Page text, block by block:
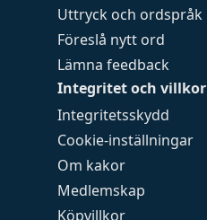
Uttryck och ordspråk
Föreslå nytt ord
Lämna feedback
Integritet och villkor
Integritetsskydd
Cookie-inställningar
Om kakor
Medlemskap
Köpvillkor